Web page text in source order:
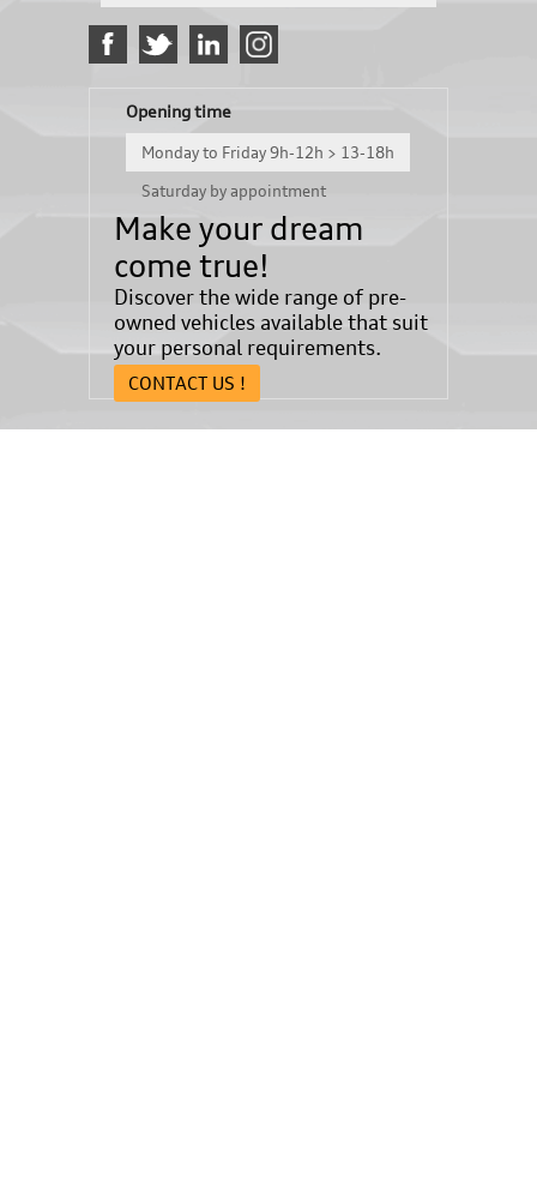
Opening time
Monday to Friday 9h-12h > 13-18h
Saturday by appointment
Make your dream
come true!
Discover the wide range of pre-
owned vehicles available that suit
your personal requirements.
CONTACT US !